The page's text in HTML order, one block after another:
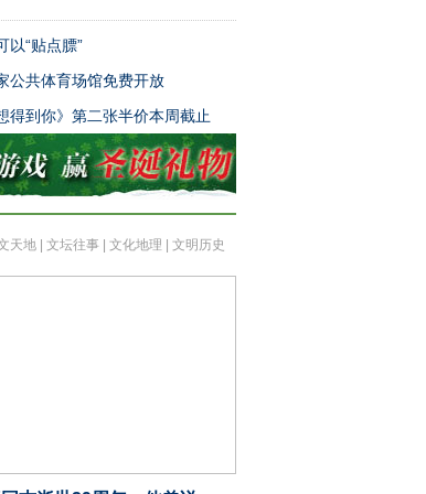
以“贴点膘”
公共体育场馆免费开放
得到你》第二张半价本周截止
天地 文坛往事 文化地理 文明历史